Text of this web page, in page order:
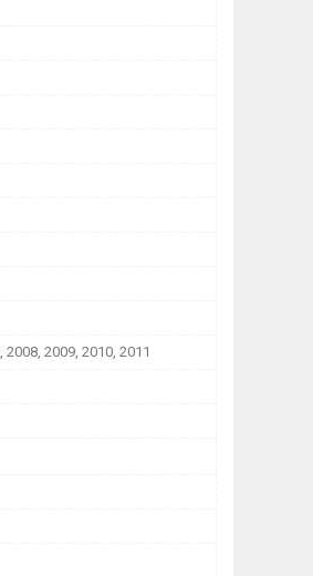
2008, 2009, 2010, 2011